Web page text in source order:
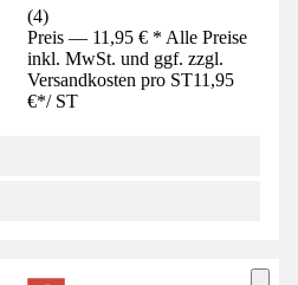
(4)
Preis — 11,95 € * Alle Preise
inkl. MwSt. und ggf. zzgl.
Versandkosten pro ST11,95
€*/ ST